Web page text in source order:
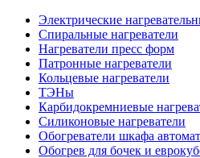
Электрические
Спиральные нагреватели
Нагреватели пресс форм
Патронные нагреватели
Кольцевые нагреватели
ТЭНы
Карбидокремниевые
Силиконовые нагреватели
Обогреватели шкафа
Обогрев для бочек и